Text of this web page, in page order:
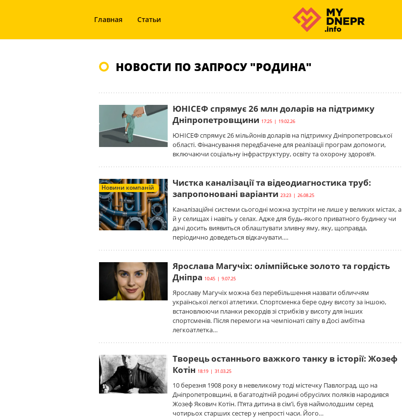
Главная Статьи
НОВОСТИ ПО ЗАПРОСУ "РОДИНА"
ЮНІСЕФ спрямує 26 млн доларів на підтримку
Дніпропетровщини 17:25 | 19.02.26
ЮНІСЕФ спрямує 26 мільйонів доларів на підтримку Дніпропетровської
області. Фінансування передбачене для реалізації програм допомоги,
включаючи соціальну інфраструктуру, освіту та охорону здоров’я.
Новини компаній
Чистка каналізації та відеодиагностика труб:
запропоновані варіанти 23:23 | 26.08.25
Каналізаційні системи сьогодні можна зустріти не лише у великих містах, а
й у селищах і навіть у селах. Адже для будь-якого приватного будинку чи
дачі досить виявиться облаштувати зливну яму, яку, щоправда,
періодично доведеться відкачувати….
Ярослава Магучіх: олімпійське золото та гордість
Дніпра 10:45 | 9.07.25
Ярославу Магучіх можна без перебільшення назвати обличчям
української легкої атлетики. Спортсменка бере одну висоту за іншою,
встановлюючи планки рекордів зі стрибків у висоту для інших
спортсменів. Після перемоги на чемпіонаті світу в Досі амбітна
легкоатлетка…
Творець останнього важкого танку в історії: Жозеф
Котін 18:19 | 31.03.25
10 березня 1908 року в невеликому тоді містечку Павлоград, що на
Дніпропетровщині, в багатодітній родині обрусілих поляків народився
Жозеф Якович Котін. П’ята дитина в сім’ї, був наймолодшим серед
чотирьох старших сестер у непрості часи. Його…